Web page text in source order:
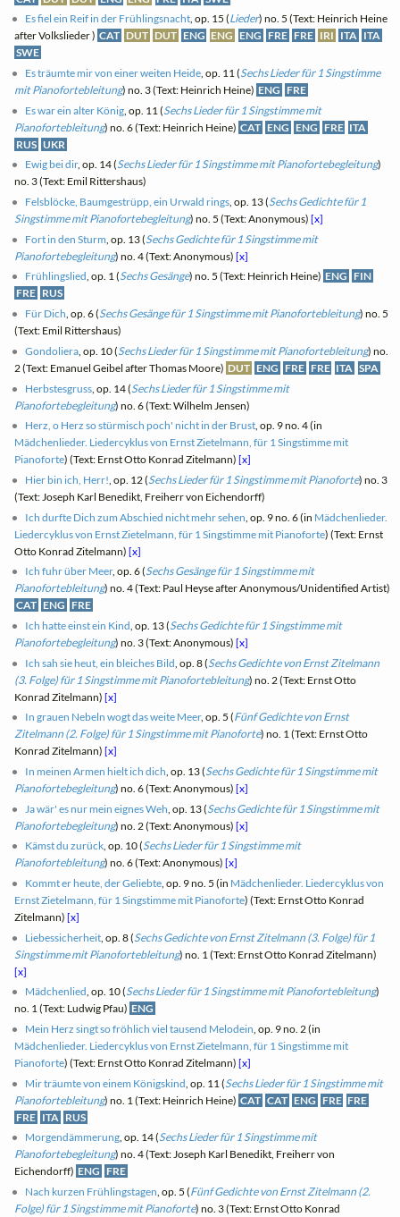
Es fiel ein Reif in der Frühlingsnacht, op. 15 (Lieder) no. 5 (Text: Heinrich Heine
after Volkslieder ) CAT DUT DUT ENG ENG ENG FRE FRE IRI ITA ITA
SWE
Es träumte mir von einer weiten Heide, op. 11 (Sechs Lieder für 1 Singstimme
mit Pianofortebleitung) no. 3 (Text: Heinrich Heine) ENG FRE
Es war ein alter König , op. 11 (Sechs Lieder für 1 Singstimme mit
Pianofortebleitung) no. 6 (Text: Heinrich Heine) CAT ENG ENG FRE ITA
RUS UKR
Ewig bei dir, op. 14 (Sechs Lieder für 1 Singstimme mit Pianofortebegleitung)
no. 3 (Text: Emil Rittershaus)
Felsblöcke, Baumgestrüpp, ein Urwald rings, op. 13 (Sechs Gedichte für 1
Singstimme mit Pianofortebegleitung) no. 5 (Text: Anonymous)[x]
Fort in den Sturm , op. 13 (Sechs Gedichte für 1 Singstimme mit
Pianofortebegleitung) no. 4 (Text: Anonymous)[x]
Frühlingslied, op. 1 (Sechs Gesänge) no. 5 (Text: Heinrich Heine) ENG FIN
FRE RUS
Für Dich, op. 6 (Sechs Gesänge für 1 Singstimme mit Pianofortebleitung) no. 5
(Text: Emil Rittershaus)
Gondoliera , op. 10 (Sechs Lieder für 1 Singstimme mit Pianofortebleitung) no.
2 (Text: Emanuel Geibel after Thomas Moore) DUT ENG FRE FRE ITA SPA
Herbstesgruss , op. 14 (Sechs Lieder für 1 Singstimme mit
Pianofortebegleitung) no. 6 (Text: Wilhelm Jensen)
Herz, o Herz so stürmisch poch' nicht in der Brust, op. 9 no. 4 (in
Mädchenlieder. Liedercyklus von Ernst Zietelmann, für 1 Singstimme mit
Pianoforte) (Text: Ernst Otto Konrad Zitelmann)[x]
Hier bin ich, Herr! , op. 12 (Sechs Lieder für 1 Singstimme mit Pianoforte) no. 3
(Text: Joseph Karl Benedikt, Freiherr von Eichendorff)
Ich durfte Dich zum Abschied nicht mehr sehen , op. 9 no. 6 (in Mädchenlieder.
Liedercyklus von Ernst Zietelmann, für 1 Singstimme mit Pianoforte) (Text: Ernst
Otto Konrad Zitelmann)[x]
Ich fuhr über Meer, op. 6 (Sechs Gesänge für 1 Singstimme mit
Pianofortebleitung) no. 4 (Text: Paul Heyse after Anonymous/Unidentified Artist)
CAT ENG FRE
Ich hatte einst ein Kind , op. 13 (Sechs Gedichte für 1 Singstimme mit
Pianofortebegleitung) no. 3 (Text: Anonymous)[x]
Ich sah sie heut, ein bleiches Bild , op. 8 (Sechs Gedichte von Ernst Zitelmann
(3. Folge) für 1 Singstimme mit Pianofortebleitung) no. 2 (Text: Ernst Otto
Konrad Zitelmann)[x]
In grauen Nebeln wogt das weite Meer, op. 5 (Fünf Gedichte von Ernst
Zitelmann (2. Folge) für 1 Singstimme mit Pianoforte) no. 1 (Text: Ernst Otto
Konrad Zitelmann)[x]
In meinen Armen hielt ich dich , op. 13 (Sechs Gedichte für 1 Singstimme mit
Pianofortebegleitung) no. 6 (Text: Anonymous)[x]
Ja wär' es nur mein eignes Weh , op. 13 (Sechs Gedichte für 1 Singstimme mit
Pianofortebegleitung) no. 2 (Text: Anonymous)[x]
Kämst du zurück, op. 10 (Sechs Lieder für 1 Singstimme mit
Pianofortebleitung) no. 6 (Text: Anonymous)[x]
Kommt er heute, der Geliebte , op. 9 no. 5 (in Mädchenlieder. Liedercyklus von
Ernst Zietelmann, für 1 Singstimme mit Pianoforte) (Text: Ernst Otto Konrad
Zitelmann)[x]
Liebessicherheit , op. 8 (Sechs Gedichte von Ernst Zitelmann (3. Folge) für 1
Singstimme mit Pianofortebleitung) no. 1 (Text: Ernst Otto Konrad Zitelmann)
[x]
Mädchenlied, op. 10 (Sechs Lieder für 1 Singstimme mit Pianofortebleitung)
no. 1 (Text: Ludwig Pfau) ENG
Mein Herz singt so fröhlich viel tausend Melodein , op. 9 no. 2 (in
Mädchenlieder. Liedercyklus von Ernst Zietelmann, für 1 Singstimme mit
Pianoforte) (Text: Ernst Otto Konrad Zitelmann)[x]
Mir träumte von einem Königskind , op. 11 (Sechs Lieder für 1 Singstimme mit
Pianofortebleitung) no. 1 (Text: Heinrich Heine) CAT CAT ENG FRE FRE
FRE ITA RUS
Morgendämmerung, op. 14 (Sechs Lieder für 1 Singstimme mit
Pianofortebegleitung) no. 4 (Text: Joseph Karl Benedikt, Freiherr von
Eichendorff) ENG FRE
Nach kurzen Frühlingstagen , op. 5 (Fünf Gedichte von Ernst Zitelmann (2.
Folge) für 1 Singstimme mit Pianoforte) no. 3 (Text: Ernst Otto Konrad